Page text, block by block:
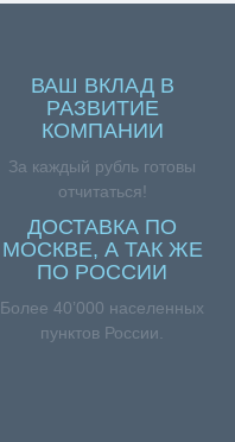
ВАШ ВКЛАД В
РАЗВИТИЕ
КОМПАНИИ
За каждый рубль готовы
отчитаться!
ДОСТАВКА ПО
МОСКВЕ, А ТАК ЖЕ
ПО РОССИИ
Более 40’000 населенных
пунктов России.